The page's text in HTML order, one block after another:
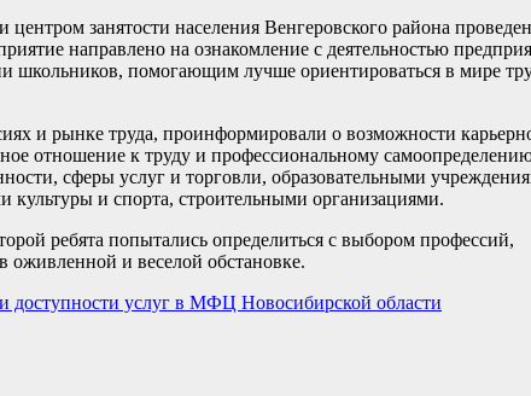
занятости населения Венгеровского района
направлено на ознакомление с деятельностью
школьников, помогающим лучше ориентироваться в мире
и рынке труда, проинформировали о возможности
отношение к труду и профессиональному
сферы услуг и торговли, образовательными
культуры и спорта, строительными организациями.
ребята попытались определиться с выбором профессий,
и веселой обстановке.
доступности услуг в МФЦ Новосибирской области